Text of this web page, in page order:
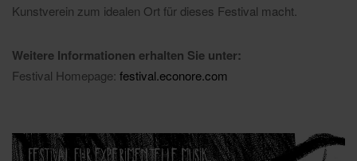
Kunstverein zum idealen Ort für dieses Festival macht.
Weitere Informationen erhalten Sie unter:
Festival Homepage: festival.econore.com